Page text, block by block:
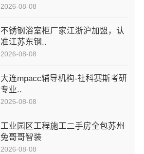
2026-08-08
不锈钢浴室柜厂家江浙沪加盟，认
准江苏东钢..
2026-08-08
大连mpacc辅导机构-社科赛斯考研
专业..
2026-08-08
工业园区工程施工二手房全包苏州
兔哥哥智装
2026-08-08